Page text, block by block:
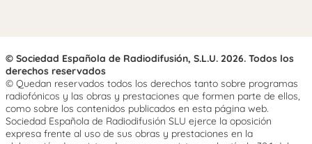
© Sociedad Española de Radiodifusión, S.L.U. 2026. Todos los
derechos reservados
© Quedan reservados todos los derechos tanto sobre programas
radiofónicos y las obras y prestaciones que formen parte de ellos,
como sobre los contenidos publicados en esta página web.
Sociedad Española de Radiodifusión SLU ejerce la oposición
expresa frente al uso de sus obras y prestaciones en la